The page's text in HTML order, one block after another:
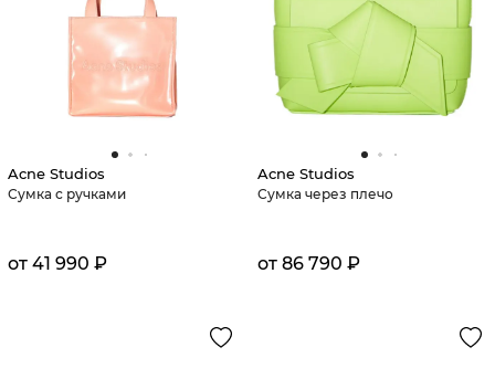
Acne Studios
Сумка с ручками
от 41 990 ₽
Acne Studios
Сумка через плечо
от 86 790 ₽